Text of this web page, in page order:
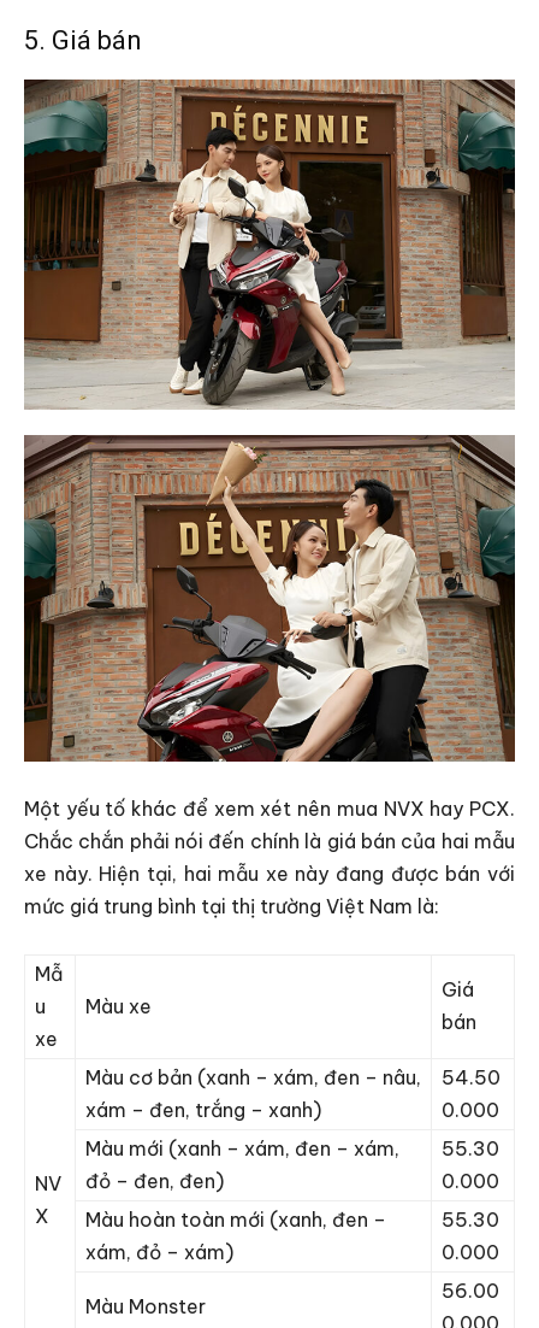
5. Giá bán
Một yếu tố khác để xem xét nên mua NVX hay PCX.
Chắc chắn phải nói đến chính là giá bán của hai mẫu
xe này. Hiện tại, hai mẫu xe này đang được bán với
mức giá trung bình tại thị trường Việt Nam là:
Mẫ
u
xe
Màu xe
Giá
bán
NV
X
Màu cơ bản (xanh – xám, đen – nâu,
xám – đen, trắng – xanh)
54.50
0.000
Màu mới (xanh – xám, đen – xám,
đỏ – đen, đen)
55.30
0.000
Màu hoàn toàn mới (xanh, đen –
xám, đỏ – xám)
55.30
0.000
Màu Monster
56.00
0.000